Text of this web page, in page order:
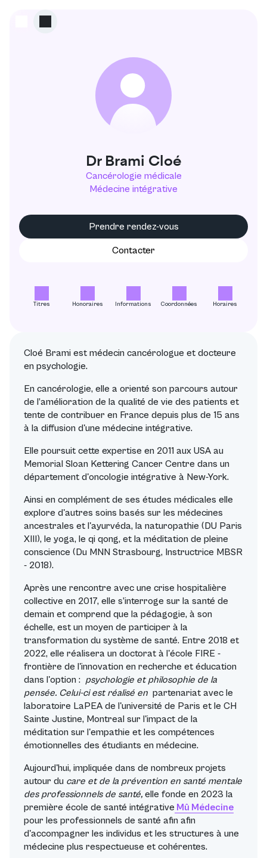
B
Dr Brami Cloé
Cancérologie médicale
Médecine intégrative
Prendre rendez-vous
Contacter
Titres Honoraires Informations Coordonnées Horaires
Cloé Brami est médecin cancérologue et docteure
en psychologie.
En cancérologie, elle a orienté son parcours autour
de l’amélioration de la qualité de vie des patients et
tente de contribuer en France depuis plus de 15 ans
à la diffusion d'une médecine intégrative.
Elle poursuit cette expertise en 2011 aux USA au
Memorial Sloan Kettering Cancer Centre dans un
département d'oncologie intégrative à New-York.
Ainsi en complément de ses études médicales elle
explore d'autres soins basés sur les médecines
ancestrales et l'ayurvéda, la naturopathie (DU Paris
XIII), le yoga, le qi qong, et la méditation de pleine
conscience (Du MNN Strasbourg, Instructrice MBSR
- 2018).
Après une rencontre avec une crise hospitalière
collective en 2017, elle s’interroge sur la santé de
demain et comprend que la pédagogie, à son
échelle, est un moyen de participer à la
transformation du système de santé. Entre 2018 et
2022, elle réalisera un doctorat à l'école FIRE -
frontière de l'innovation en recherche et éducation
dans l'option : psychologie et philosophie de la
pensée. Celui-ci est réalisé en partenariat avec le
laboratoire LaPEA de l'université de Paris et le CH
Sainte Justine, Montreal sur l'impact de la
méditation sur l'empathie et les compétences
émotionnelles des étudiants en médecine.
Aujourd'hui, impliquée dans de nombreux projets
autour du care et de la prévention en santé mentale
des professionnels de santé, elle fonde en 2023 la
première école de santé intégrative Mû Médecine
pour les professionnels de santé afin afin
d'accompagner les individus et les structures à une
médecine plus respectueuse et cohérentes.